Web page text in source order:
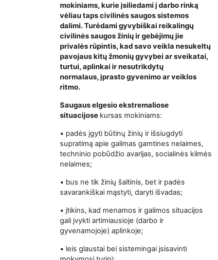
mokiniams, kurie įsiliedami į darbo rinką
vėliau taps civilinės saugos sistemos
dalimi. Turėdami gyvybiškai reikalingų
civilinės saugos žinių ir gebėjimų jie
privalės rūpintis, kad savo veikla nesukeltų
pavojaus kitų žmonių gyvybei ar sveikatai,
turtui, aplinkai ir nesutrikdytų
normalaus,įprasto gyvenimo ar veiklos
ritmo.
Saugaus elgesio ekstremaliose
situacijose kursas mokiniams:
• padės įgyti būtinų žinių ir išsiugdyti
supratimą apie galimas gamtines nelaimes,
techninio pobūdžio avarijas, socialinės kilmės
nelaimes;
• bus ne tik žinių šaltinis, bet ir padės
savarankiškai mąstyti, daryti išvadas;
• įtikins, kad menamos ir galimos situacijos
gali įvykti artimiausioje (darbo ir
gyvenamojoje) aplinkoje;
• leis glaustai bei sistemingai įsisavinti